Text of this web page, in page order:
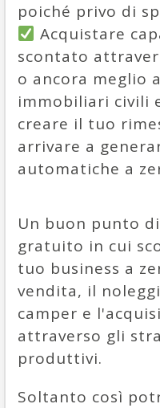
poiché privo di
Acquistare
scontato
o ancora meglio
immobiliari civili
creare il tuo
arrivare a
automatiche a
Un buon punto
gratuito in cui
tuo business a
vendita, il
camper e
attraverso gli
produttivi.
Soltanto così